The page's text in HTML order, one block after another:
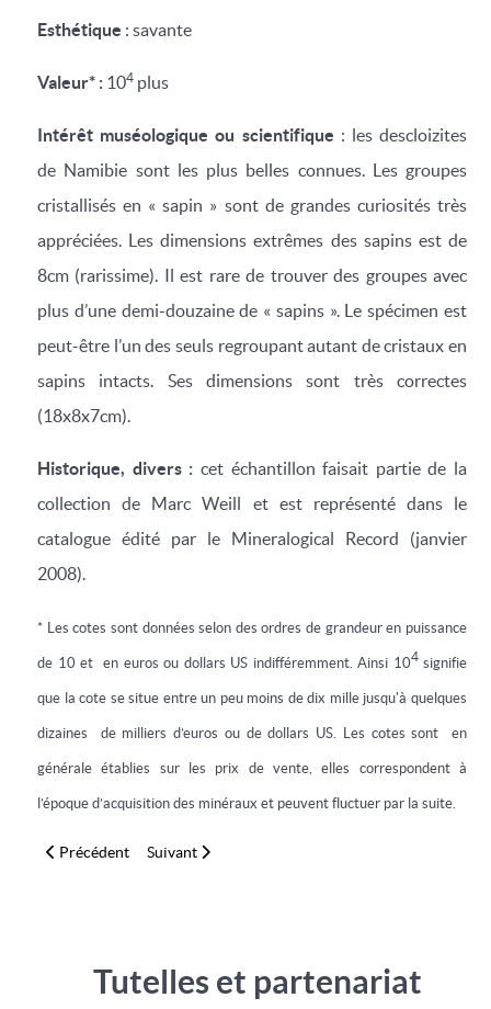
Esthétique : savante
Valeur* : 104 plus
Intérêt muséologique ou scientifique : les descloizites
de Namibie sont les plus belles connues. Les groupes
cristallisés en « sapin » sont de grandes curiosités très
appréciées. Les dimensions extrêmes des sapins est de
8cm (rarissime). Il est rare de trouver des groupes avec
plus d’une demi-douzaine de « sapins ». Le spécimen est
peut-être l’un des seuls regroupant autant de cristaux en
sapins intacts. Ses dimensions sont très correctes
(18x8x7cm).
Historique, divers : cet échantillon faisait partie de la
collection de Marc Weill et est représenté dans le
catalogue édité par le Mineralogical Record (janvier
2008).
* Les cotes sont données selon des ordres de grandeur en puissance
de 10 et en euros ou dollars US indifféremment. Ainsi 104signifie
que la cote se situe entre un peu moins de dix mille jusqu'à quelques
dizaines de milliers d’euros ou de dollars US. Les cotes sont en
générale établies sur les prix de vente, elles correspondent à
l’époque d’acquisition des minéraux et peuvent fluctuer par la suite.
Article précédent : Zunyite (4x4x4cm)
Précédent Article suivant : Grandidierite (10x3x2,5cm)
Suivant
Tutelles et partenariat